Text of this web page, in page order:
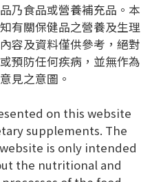
乃食品或營養補充品。本
有關保健品之營養及生理
容及資料僅供參考，絕對
預防任何疾病，並無作為
見之意圖。
on this website
supplements. The
is only intended
the nutritional and